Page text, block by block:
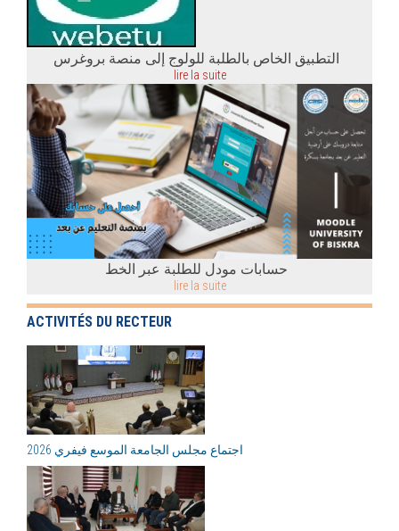
التطبيق الخاص بالطلبة للولوج إلى منصة بروغرس
lire la suite
حسابات مودل للطلبة عبر الخط
lire la suite
ACTIVITÉS DU RECTEUR
اجتماع مجلس الجامعة الموسع فيفري 2026